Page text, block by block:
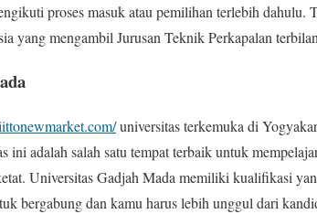
proses masuk atau pemilihan terlebih dahulu.
yang mengambil Jurusan Teknik Perkapalan
universitas terkemuka di
ini adalah salah satu tempat terbaik untuk
Universitas Gadjah Mada memiliki kualifikasi
bergabung dan kamu harus lebih unggul dari